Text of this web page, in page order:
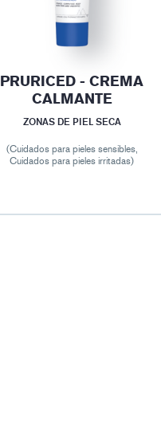
PRURICED - CREMA
CALMANTE
ZONAS DE PIEL SECA
(Cuidados para pieles sensibles,
Cuidados para pieles irritadas)